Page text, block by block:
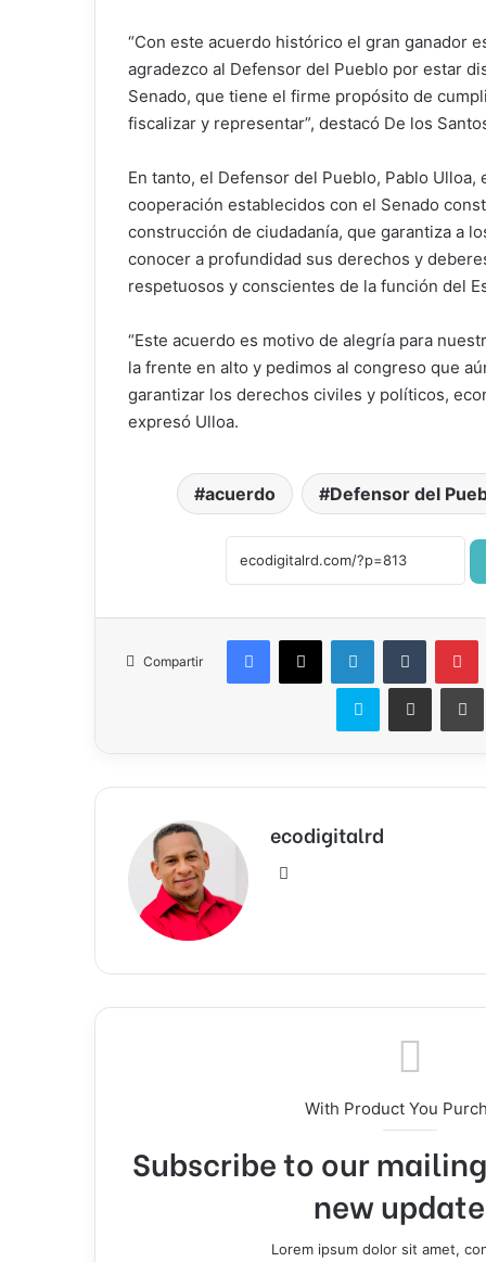
“Con este acuerdo histórico el gran ganador
agradezco al Defensor del Pueblo por estar
Senado, que tiene el firme propósito de
fiscalizar y representar”, destacó De los
En tanto, el Defensor del Pueblo, Pablo Ulloa,
cooperación establecidos con el Senado
construcción de ciudadanía, que garantiza a
conocer a profundidad sus derechos y
respetuosos y conscientes de la función del
“Este acuerdo es motivo de alegría para
la frente en alto y pedimos al congreso que
garantizar los derechos civiles y políticos,
expresó Ulloa.
acuerdo Defensor del
Compartir
Facebook
X LinkedInTumblr
Skype Compartir por correo
ecodigitalrd
With Product You
Subscribe to our
new
Lorem ipsum dolor sit amet,